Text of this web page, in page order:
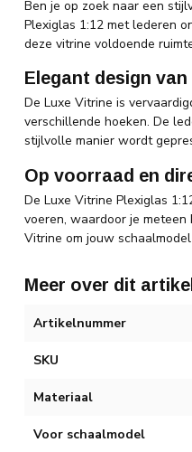
Ben je op zoek naar een
Plexiglas 1:12 met lederen
deze vitrine voldoende
Elegant design
De Luxe Vitrine is
verschillende hoeken. De
stijlvolle manier wordt
Op voorraad en
De Luxe Vitrine Plexiglas
voeren, waardoor je
Vitrine om jouw
Meer over dit artikel
Artikelnummer
SKU
Materiaal
Voor schaalmodel